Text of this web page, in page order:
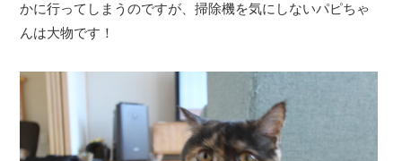
かに行ってしまうのですが、掃除機を気にしないパピちゃ
んは大物です！